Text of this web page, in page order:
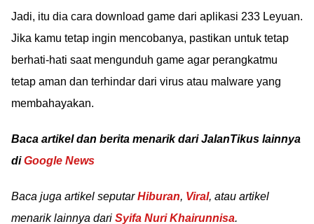
game populer,
termasuk Sakura
School Simulator. Lihat
Jadi, itu dia cara download game dari aplikasi 233 Leyuan.
Jika kamu tetap ingin mencobanya, pastikan untuk tetap
berhati-hati saat mengunduh game agar perangkatmu
tetap aman dan terhindar dari virus atau malware yang
membahayakan.
Baca artikel dan berita menarik dari JalanTikus lainnya
diGoogle News
Baca juga artikel seputarHiburan, Viral, atau artikel
menarik lainnya dari Syifa Nuri Khairunnisa.